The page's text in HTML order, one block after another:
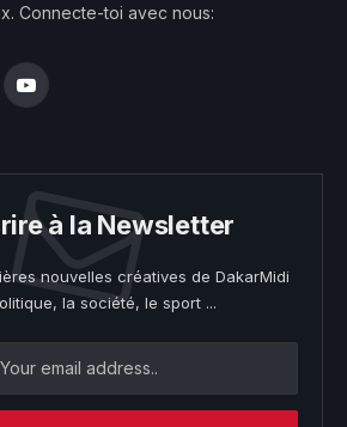
Connecte-toi avec nous:
YouTube
à la Newsletter
nouvelles créatives de DakarMidi
la société, le sport ...